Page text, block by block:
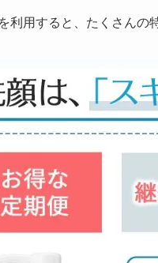
利用すると、たくさんの